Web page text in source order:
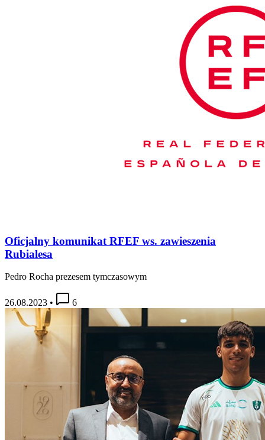
Oficjalny komunikat RFEF ws. zawieszenia
Rubialesa
Pedro Rocha prezesem tymczasowym
26.08.2023 • 6